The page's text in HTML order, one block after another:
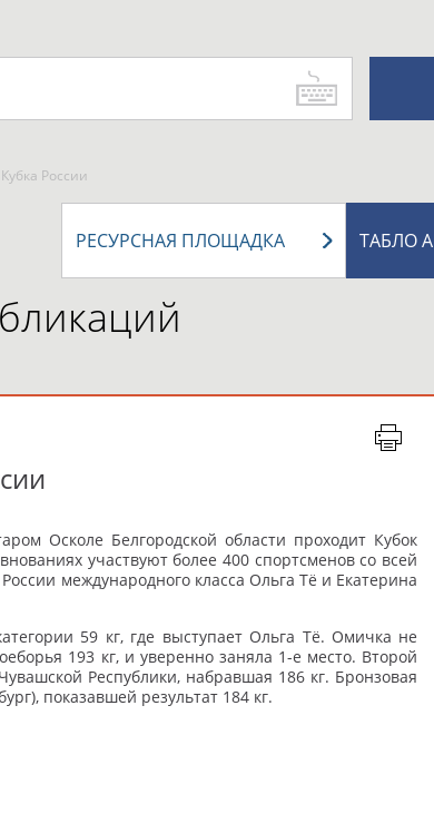
России
ТАБЛО
РЕСУРСНАЯ ПЛОЩАДКА
Осколе Белгородской области проходит Кубок
участвуют более 400 спортсменов со всей
международного класса Ольга Тё и Екатерина
59 кг, где выступает Ольга Тё. Омичка не
193 кг, и уверенно заняла 1-е место. Второй
Республики, набравшая 186 кг. Бронзовая
показавшей результат 184 кг.